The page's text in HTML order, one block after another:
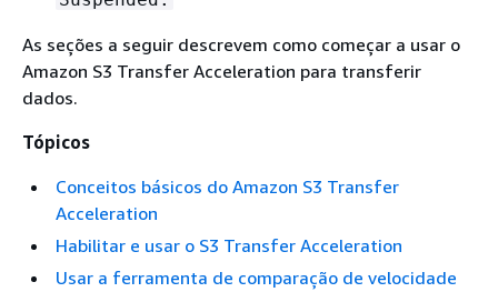
As seções a seguir descrevem como começar a usar o
Amazon S3 Transfer Acceleration para transferir
dados.
Tópicos
Conceitos básicos do Amazon S3 Transfer
Acceleration
Habilitar e usar o S3 Transfer Acceleration
Usar a ferramenta de comparação de velocidade